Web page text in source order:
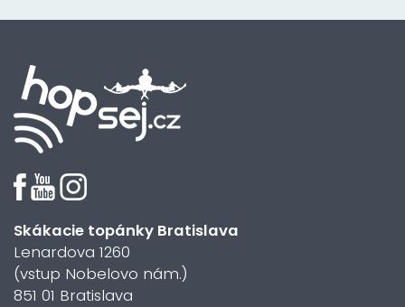
Skákacie topánky Bratislava
Lenardova 1260
(vstup Nobelovo nám.)
851 01 Bratislava